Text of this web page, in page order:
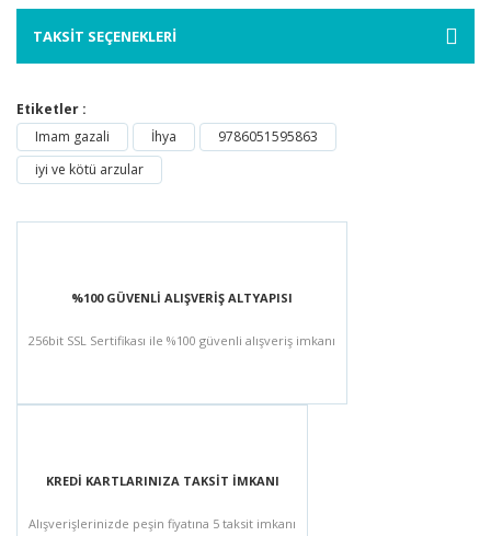
TAKSİT SEÇENEKLERİ
Etiketler :
Imam gazali
İhya
9786051595863
iyi ve kötü arzular
%100 GÜVENLİ ALIŞVERİŞ ALTYAPISI
256bit SSL Sertifikası ile %100 güvenli alışveriş imkanı
KREDİ KARTLARINIZA TAKSİT İMKANI
Alışverişlerinizde peşin fiyatına 5 taksit imkanı